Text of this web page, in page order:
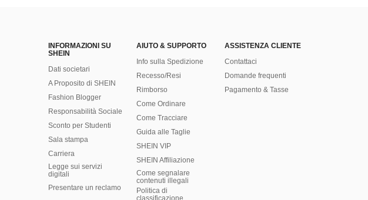
INFORMAZIONI SU
SHEIN
Dati societari
A Proposito di SHEIN
Fashion Blogger
Responsabilità Sociale
Sconto per Studenti
Sala stampa
Carriera
Legge sui servizi
digitali
Presentare un reclamo
AIUTO & SUPPORTO
Info sulla Spedizione
Recesso/Resi
Rimborso
Come Ordinare
Come Tracciare
Guida alle Taglie
SHEIN VIP
SHEIN Affiliazione
Come segnalare
contenuti illegali
Politica di
classificazione
ASSISTENZA CLIENTE
Contattaci
Domande frequenti
Pagamento & Tasse